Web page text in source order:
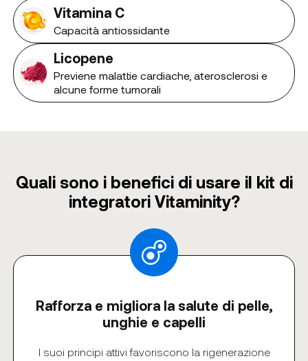
Vitamina C
Capacità antiossidante
Licopene
Previene malattie cardiache, aterosclerosi e
alcune forme tumorali
Quali sono i benefici di usare il kit di
integratori Vitaminity?
Rafforza e migliora la salute di pelle,
unghie e capelli
I suoi principi attivi favoriscono la rigenerazione